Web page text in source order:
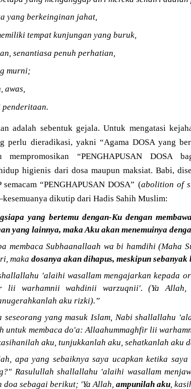
yang berkeinginan jahat,
tempat kunjungan yang buruk,
senantiasa penuh perhatian,
murni;
awas,
adalah sebentuk gejala. Untuk mengatasi
perlu dieradikasi, yakni “Agama DOSA yang
“PENGHAPUSAN DOSA
higienis dari dosa maupun maksiat. Babi,
“PENGHAPUSAN DOSA” (abolition of
dikutip dari Hadis Sahih Muslim:
yang bertemu dengan-Ku dengan
yang lainnya, maka Aku akan menemuinya
membaca Subhaanallaah wa bi hamdihi (Maha
maka dosanya akan dihapus, meskipun
'alaihi wasallam mengajarkan kepada
lii warhamnii wahdinii warzuqnii'. (Ya
aku rizki).”
seseorang yang masuk Islam, Nabi shallallahu
untuk membaca do'a: Allaahummaghfir lii
aku, tunjukkanlah aku, sehatkanlah aku
apa yang sebaiknya saya ucapkan ketika
Rasulullah shallallahu 'alaihi wasallam
doa sebagai berikut; 'Ya Allah, ampunilah aku,